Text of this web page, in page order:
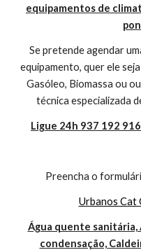
equipamentos de
Se pretende agendar
equipamento, quer ele
Gasóleo, Biomassa ou
técnica especializada
Ligue 24h 937 192
Preencha o
Urbanos Cat
Água quente sanitária,
condensação,